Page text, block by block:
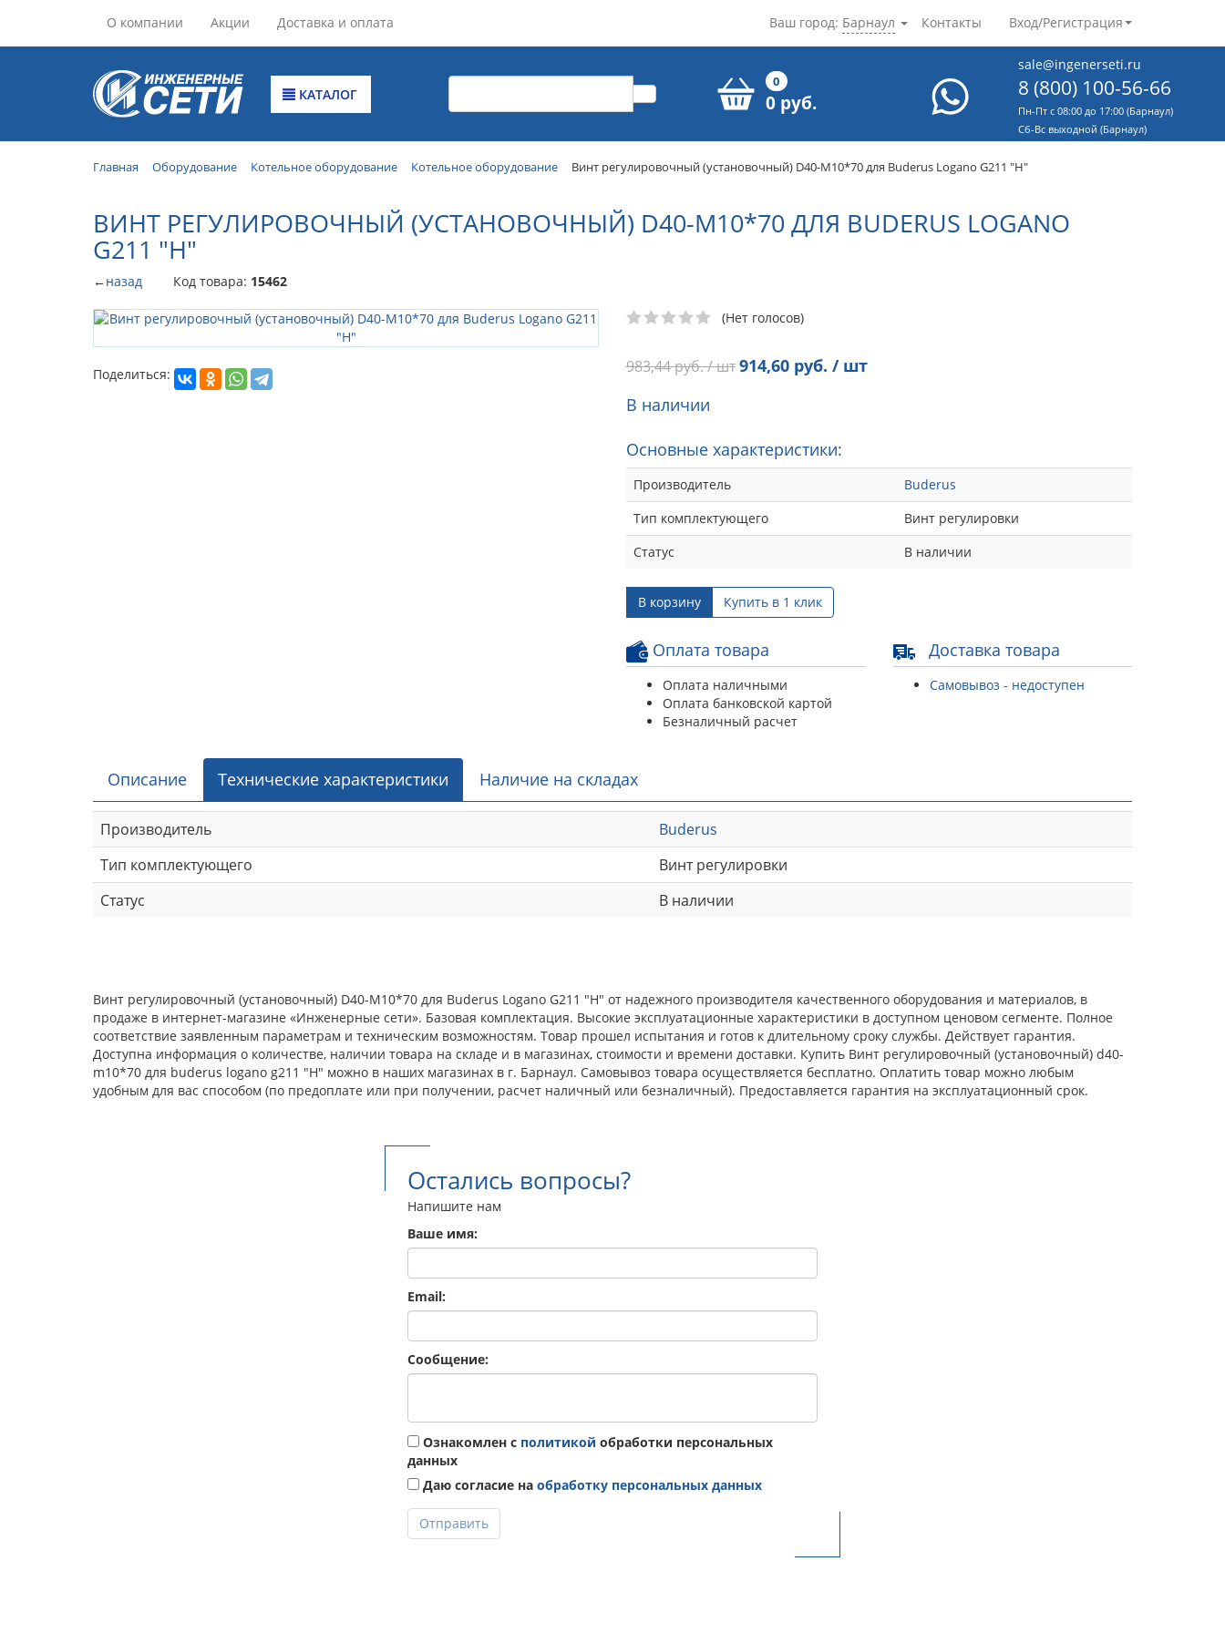
О компании Акции Доставка и оплата Контакты Вход/Регистрация
Ваш город: Барнаул
КАТАЛОГ
0
0 руб.
sale@ingenerseti.ru
8 (800) 100-56-66
Пн-Пт с 08:00 до 17:00 (Барнаул)
Cб-Вс выходной (Барнаул)
Главная Оборудование Котельное оборудование Котельное оборудование Винт регулировочный (установочный) D40-M10*70 для Buderus Logano G211 "Н"
ВИНТ РЕГУЛИРОВОЧНЫЙ (УСТАНОВОЧНЫЙ) D40-M10*70 ДЛЯ BUDERUS LOGANO
G211 "Н"
←назад Код товара: 15462
Поделиться:
(Нет голосов)
983,44руб. / шт914,60 руб. / шт
В наличии
Основные характеристики:
Производитель
Buderus
Тип комплектующего
Винт регулировки
Статус
В наличии
В корзину Купить в 1 клик
Оплата товара
Оплата наличными
Оплата банковской картой
Безналичный расчет
Доставка товара
Самовывоз - недоступен
Описание Технические характеристики Наличие на складах
Производитель
Buderus
Тип комплектующего
Винт регулировки
Статус
В наличии
Винт регулировочный (установочный) D40-M10*70 для Buderus Logano G211 "Н" от надежного производителя качественного оборудования и материалов, в
продаже в интернет-магазине «Инженерные сети». Базовая комплектация. Высокие эксплуатационные характеристики в доступном ценовом сегменте. Полное
соответствие заявленным параметрам и техническим возможностям. Товар прошел испытания и готов к длительному сроку службы. Действует гарантия.
Доступна информация о количестве, наличии товара на складе и в магазинах, стоимости и времени доставки. Купить Винт регулировочный (установочный) d40-
m10*70 для buderus logano g211 "Н" можно в наших магазинах в г. Барнаул. Самовывоз товара осуществляется бесплатно. Оплатить товар можно любым
удобным для вас способом (по предоплате или при получении, расчет наличный или безналичный). Предоставляется гарантия на эксплуатационный срок.
Остались вопросы?
Напишите нам
Ваше имя:
Email:
Сообщение:
Ознакомлен с политикой обработки персональных
данных
Даю согласие на обработку персональных данных
Отправить